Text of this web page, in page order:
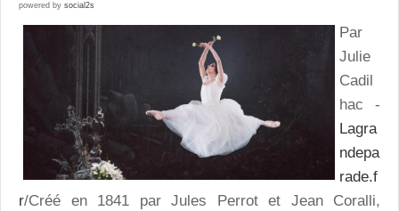
powered by social2s
Par
Julie
Cadil
hac -
Lagra
ndepa
rade.f
r/Créé en 1841 par Jules Perrot et Jean Coralli,